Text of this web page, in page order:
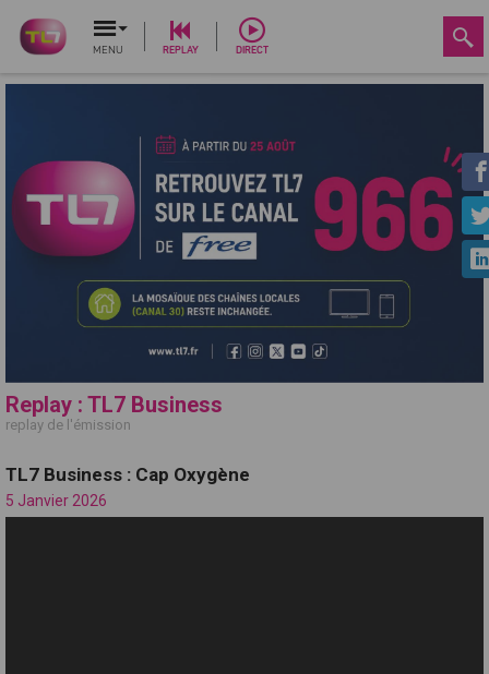
MENU REPLAY DIRECT
Replay : TL7 Business
replay de l'émission
TL7 Business : Cap Oxygène
5 Janvier 2026